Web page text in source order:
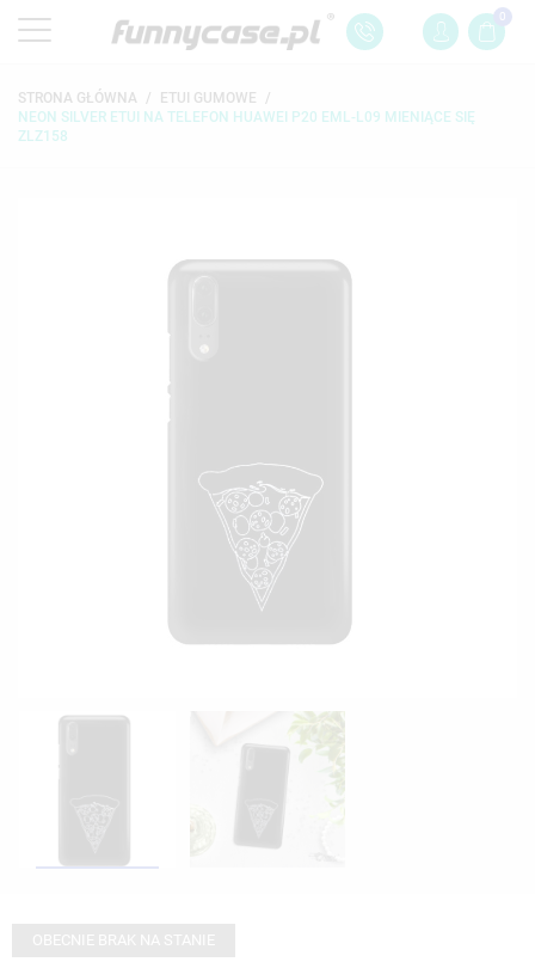
0
STRONA GŁÓWNA
ETUI GUMOWE
NEON SILVER ETUI NA TELEFON HUAWEI P20 EML-L09 MIENIĄCE SIĘ
ZLZ158